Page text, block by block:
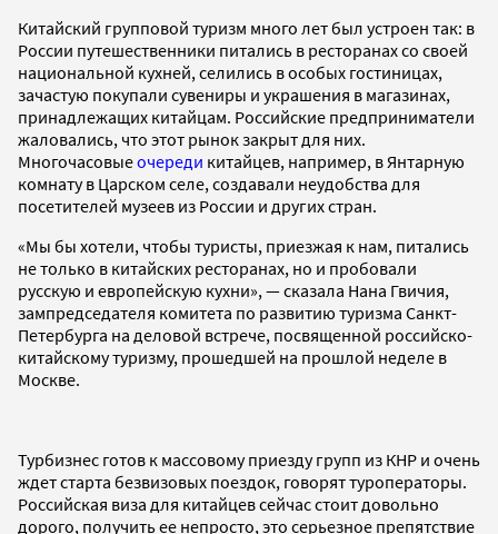
Китайский групповой туризм много лет был устроен так: в
России путешественники питались в ресторанах со своей
национальной кухней, селились в особых гостиницах,
зачастую покупали сувениры и украшения в магазинах,
принадлежащих китайцам. Российские предприниматели
жаловались, что этот рынок закрыт для них.
Многочасовыеочереди китайцев, например, в Янтарную
комнату в Царском селе, создавали неудобства для
посетителей музеев из России и других стран.
«Мы бы хотели, чтобы туристы, приезжая к нам, питались
не только в китайских ресторанах, но и пробовали
русскую и европейскую кухни», — сказала Нана Гвичия,
зампредседателя комитета по развитию туризма Санкт-
Петербурга на деловой встрече, посвященной российско-
китайскому туризму, прошедшей на прошлой неделе в
Москве.
Турбизнес готов к массовому приезду групп из КНР и очень
ждет старта безвизовых поездок, говорят туроператоры.
Российская виза для китайцев сейчас стоит довольно
дорого, получить ее непросто, это серьезное препятствие